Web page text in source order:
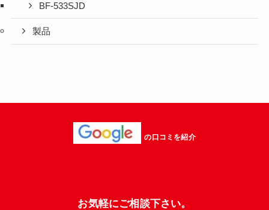
BF-533SJD
製品
の口コミを紹介
お気軽にご相談下さい。